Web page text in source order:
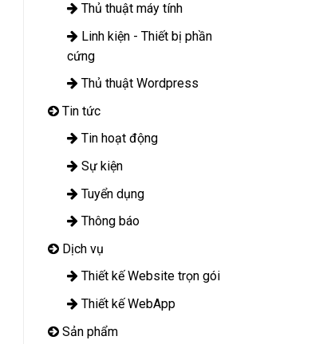
Thủ thuật máy tính
Linh kiện - Thiết bị phần
cứng
Thủ thuật Wordpress
Tin tức
Tin hoạt động
Sự kiện
Tuyển dụng
Thông báo
Dịch vụ
Thiết kế Website trọn gói
Thiết kế WebApp
Sản phẩm